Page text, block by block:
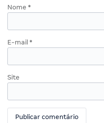
Nome *
E-mail *
Site